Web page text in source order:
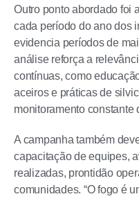
Outro ponto abordado foi
cada período do ano dos
evidencia períodos de
análise reforça a
contínuas, como
aceiros e práticas de
monitoramento
A campanha também
capacitação de equipes,
realizadas, prontidão
comunidades. “O fogo é